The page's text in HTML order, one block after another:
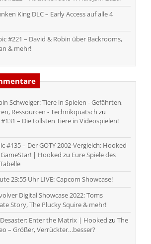
King DLC – Early Access auf alle 4
#221 – David & Robin über Backrooms,
& mehr!
Schweiger: Tiere in Spielen - Gefährten,
Ressourcen - Technikquatsch zu
– Die tollsten Tiere in Videospielen!
#135 – Der GOTY 2002-Vergleich: Hooked
| Hooked zu Eure Spiele des
23:55 Uhr LIVE: Capcom Showcase!
Digital Showcase 2022: Toms
Story, The Plucky Squire & mehr!
Enter the Matrix | Hooked zu The
– Größer, Verrückter…besser?